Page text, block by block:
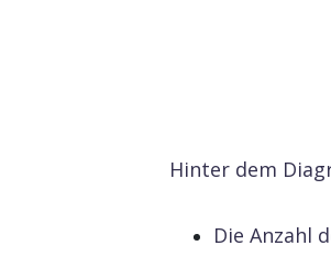
Hinter dem
Die Anzahl